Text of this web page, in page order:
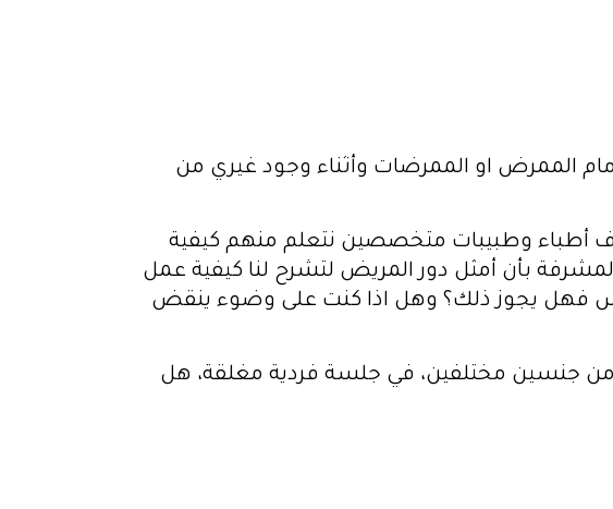
الممرض او الممرضات وأثناء وجود غيري من
أطباء وطبيبات متخصصين نتعلم منهم كيفية
بأن أمثل دور المريض لتشرح لنا كيفية عمل
فهل يجوز ذلك؟ وهل اذا كنت على وضوء ينقض
من جنسين مختلفين، في جلسة فردية مغلقة، هل